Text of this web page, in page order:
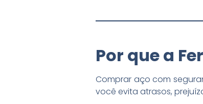
Por que a
Comprar aço com
você evita atrasos,